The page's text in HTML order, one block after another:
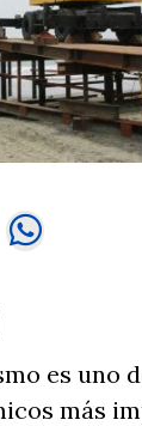
es uno
más